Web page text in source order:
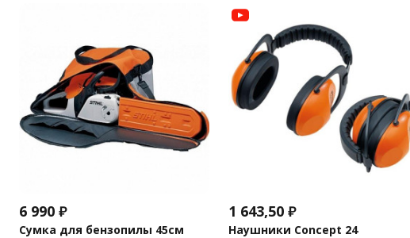
6 990 ₽
Сумка для бензопилы 45см
1 643,50 ₽
Наушники Concept 24